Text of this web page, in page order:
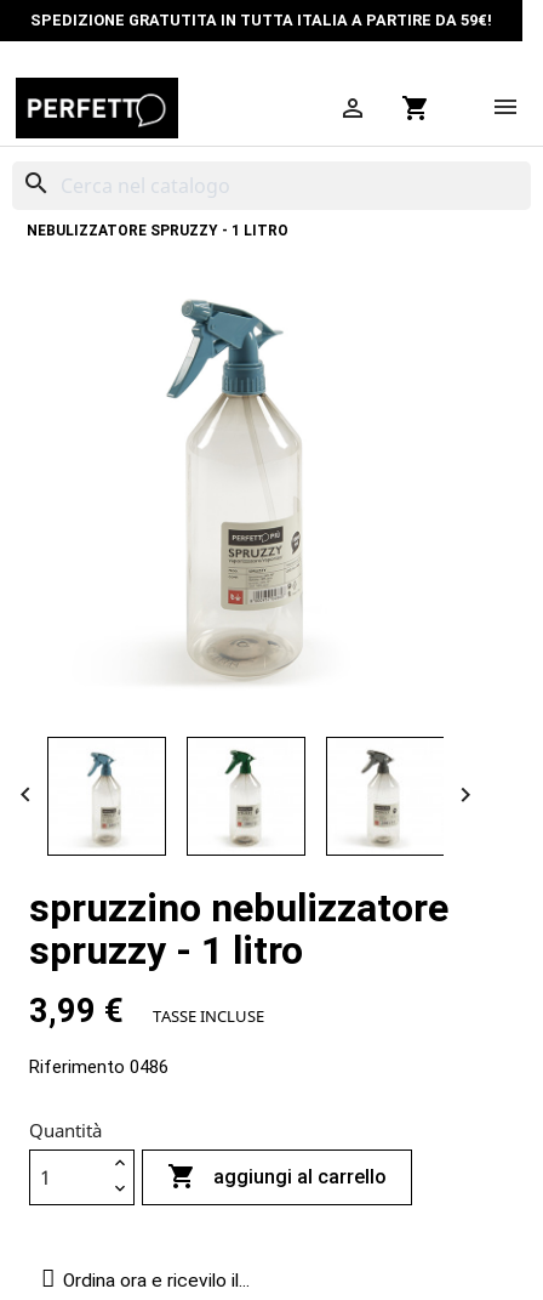
SPEDIZIONE GRATUTITA IN TUTTA ITALIA A PARTIRE DA 59€!
 shopping_cart
search
NEBULIZZATORE SPRUZZY - 1 LITRO
 
spruzzino nebulizzatore
spruzzy - 1 litro
3,99 € TASSE INCLUSE
Riferimento 0486
Quantità
 aggiungi al carrello
Ordina ora e ricevilo il...